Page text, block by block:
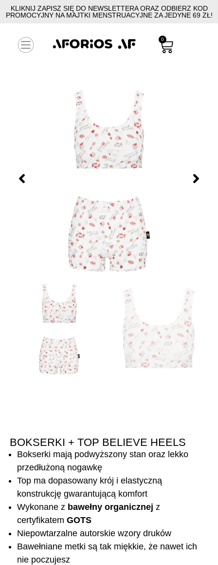
KLIKNIJ ZAPISZ SIĘ DO NEWSLETTERA ORAZ ODBIERZ KOD
PROMOCYJNY NA MAJTKI MENSTRUACYJNE ZA JEDYNE 69 ZŁ!
0
BOKSERKI + TOP BELIEVE HEELS
Bokserki mają podwyższony stan oraz lekko
przedłużoną nogawkę
Top ma dopasowany krój i elastyczną
konstrukcję gwarantującą komfort
Wykonane z bawełny organicznej z
certyfikatem GOTS
Niepowtarzalne autorskie wzory druków
Bawełniane metki są tak miękkie, że nawet ich
nie poczujesz